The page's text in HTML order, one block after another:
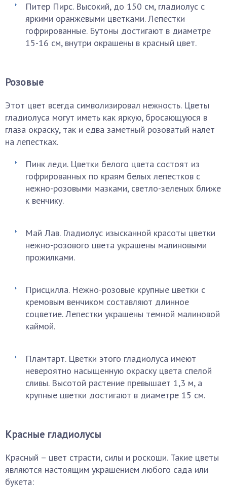
Питер Пирс. Высокий, до 150 см, гладиолус с
яркими оранжевыми цветками. Лепестки
гофрированные. Бутоны достигают в диаметре
15-16 см, внутри окрашены в красный цвет.
Розовые
Этот цвет всегда символизировал нежность. Цветы
гладиолуса могут иметь как яркую, бросающуюся в
глаза окраску, так и едва заметный розоватый налет
на лепестках.
Пинк леди. Цветки белого цвета состоят из
гофрированных по краям белых лепестков с
нежно-розовыми мазками, светло-зеленых ближе
к венчику.
Май Лав. Гладиолус изысканной красоты цветки
нежно-розового цвета украшены малиновыми
прожилками.
Присцилла. Нежно-розовые крупные цветки с
кремовым венчиком составляют длинное
соцветие. Лепестки украшены темной малиновой
каймой.
Пламтарт. Цветки этого гладиолуса имеют
невероятно насыщенную окраску цвета спелой
сливы. Высотой растение превышает 1,3 м, а
крупные цветки достигают в диаметре 15 см.
Красные гладиолусы
Красный – цвет страсти, силы и роскоши. Такие цветы
являются настоящим украшением любого сада или
букета: